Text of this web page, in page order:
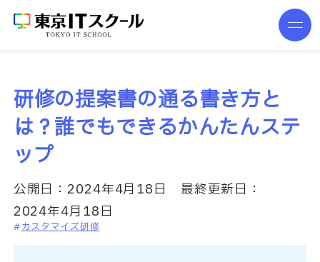
研修の提案書の通る書き方と
は？誰でもできるかんたんステ
ップ
公開日： 2024年4月18日
最終更新日：
2024年4月18日
カスタマイズ研修